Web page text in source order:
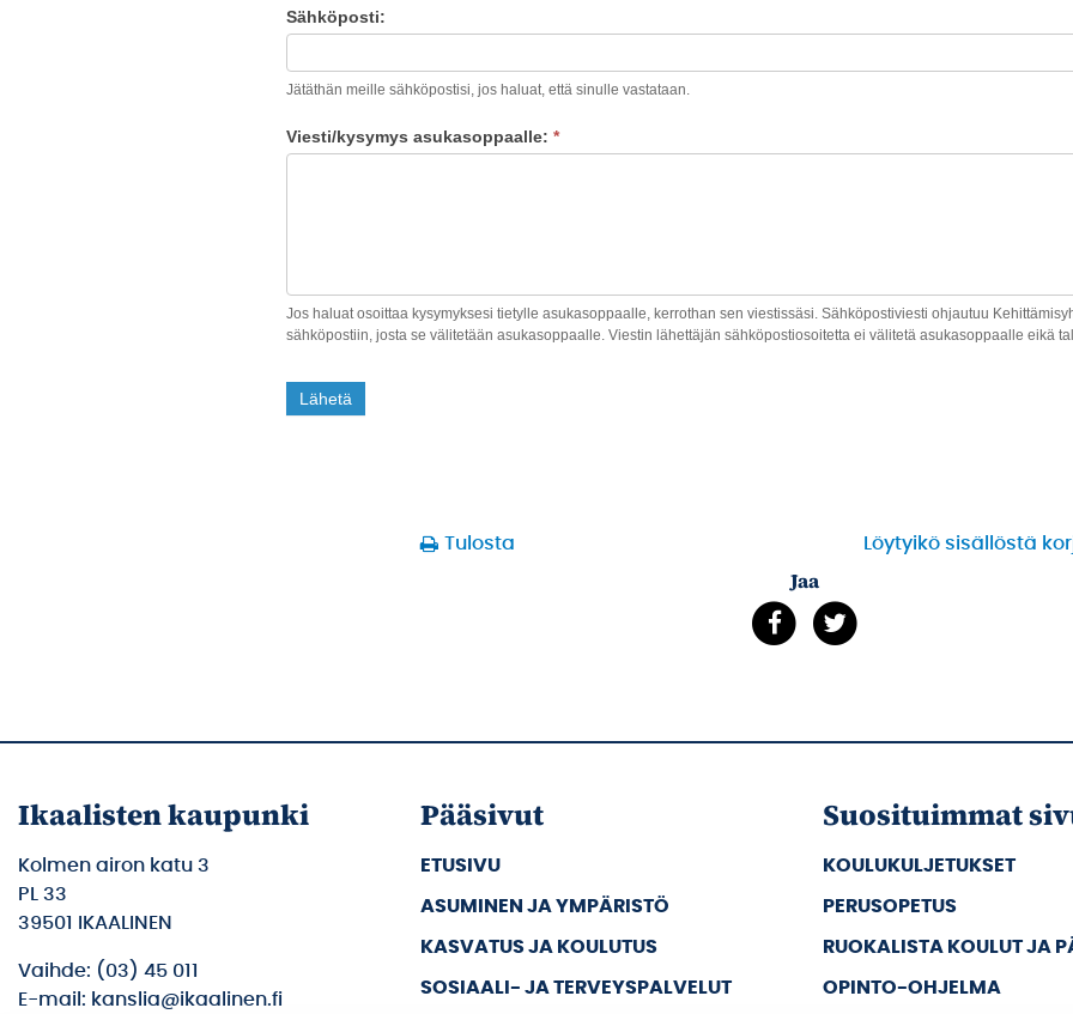
Meidän
Ikaalinen
Sähköposti:
Jätäthän meille sähköpostisi, jos haluat, että sinulle vastataan.
Viesti/kysymys asukasoppaalle: *
Jos haluat osoittaa kysymyksesi tietylle asukasoppaalle, kerrothan sen viestissäsi. Sähköpostiviesti ohjautuu
sähköpostiin, josta se välitetään asukasoppaalle. Viestin lähettäjän sähköpostiosoitetta ei välitetä asukasoppaalle eikä
Lähetä
Tulosta Löytyikö sisällöstä
Jaa
Ikaalisten kaupunki
Kolmen airon katu 3
PL 33
39501 IKAALINEN
Vaihde: (03) 45 011
E-mail: kanslia@ikaalinen.fi
Pääsivut
ETUSIVU
ASUMINEN JA YMPÄRISTÖ
KASVATUS JA KOULUTUS
SOSIAALI- JA TERVEYSPALVELUT
Suosituimmat
KOULUKULJETUKSET
PERUSOPETUS
RUOKALISTA KOULUT JA
OPINTO-OHJELMA